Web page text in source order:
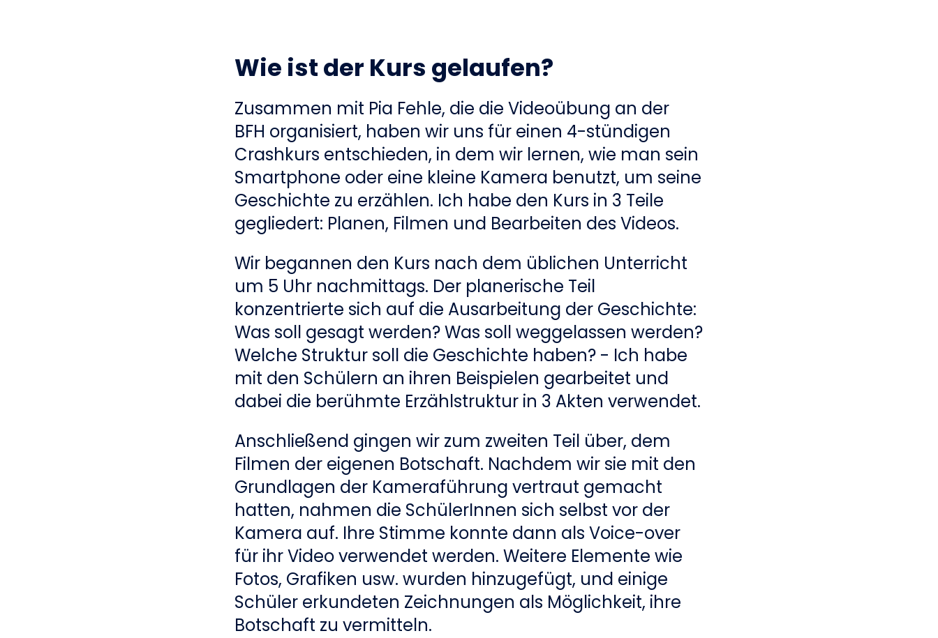
Wie ist der Kurs gelaufen?
Zusammen mit Pia Fehle, die die Videoübung an der
BFH organisiert, haben wir uns für einen 4-stündigen
Crashkurs entschieden, in dem wir lernen, wie man sein
Smartphone oder eine kleine Kamera benutzt, um seine
Geschichte zu erzählen. Ich habe den Kurs in 3 Teile
gegliedert: Planen, Filmen und Bearbeiten des Videos.
Wir begannen den Kurs nach dem üblichen Unterricht
um 5 Uhr nachmittags. Der planerische Teil
konzentrierte sich auf die Ausarbeitung der Geschichte:
Was soll gesagt werden? Was soll weggelassen werden?
Welche Struktur soll die Geschichte haben? - Ich habe
mit den Schülern an ihren Beispielen gearbeitet und
dabei die berühmte Erzählstruktur in 3 Akten verwendet.
Anschließend gingen wir zum zweiten Teil über, dem
Filmen der eigenen Botschaft. Nachdem wir sie mit den
Grundlagen der Kameraführung vertraut gemacht
hatten, nahmen die SchülerInnen sich selbst vor der
Kamera auf. Ihre Stimme konnte dann als Voice-over
für ihr Video verwendet werden. Weitere Elemente wie
Fotos, Grafiken usw. wurden hinzugefügt, und einige
Schüler erkundeten Zeichnungen als Möglichkeit, ihre
Botschaft zu vermitteln.